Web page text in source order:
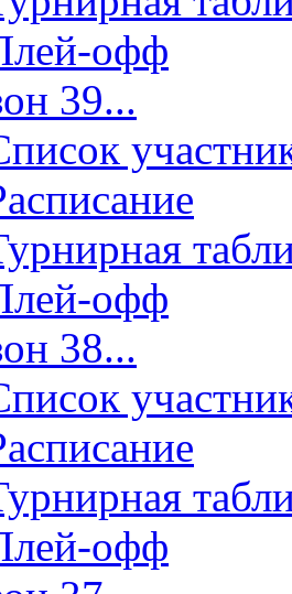
офф
39...
офф
38...
офф